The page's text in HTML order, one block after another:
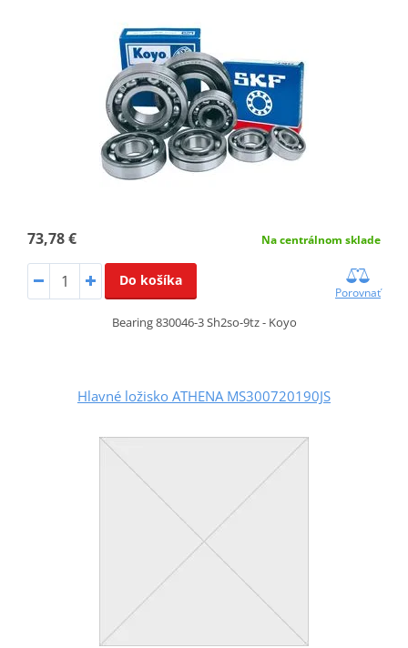
73,78 € Na centrálnom sklade
Do košíka
Porovnať
Bearing 830046-3 Sh2so-9tz - Koyo
Hlavné ložisko ATHENA MS300720190JS